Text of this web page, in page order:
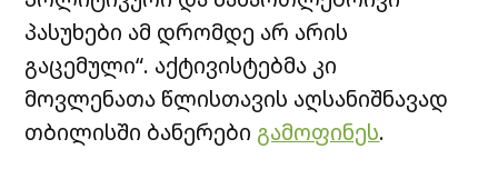
პასუხები ამ დრომდე არ არის
გაცემული“. აქტივისტებმა კი
მოვლენათა წლისთავის აღსანიშნავად
თბილისში ბანერები გამოფინეს.